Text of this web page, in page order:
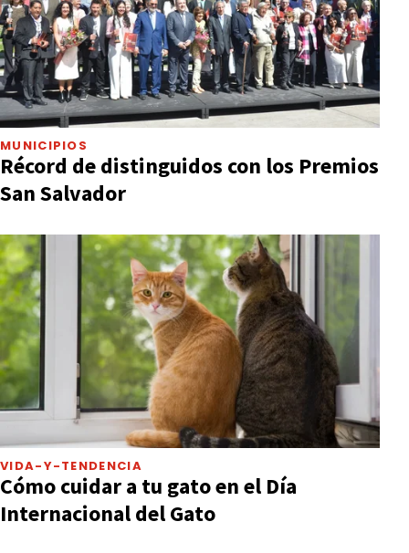
MUNICIPIOS
Récord de distinguidos con los Premios
San Salvador
VIDA-Y-TENDENCIA
Cómo cuidar a tu gato en el Día
Internacional del Gato